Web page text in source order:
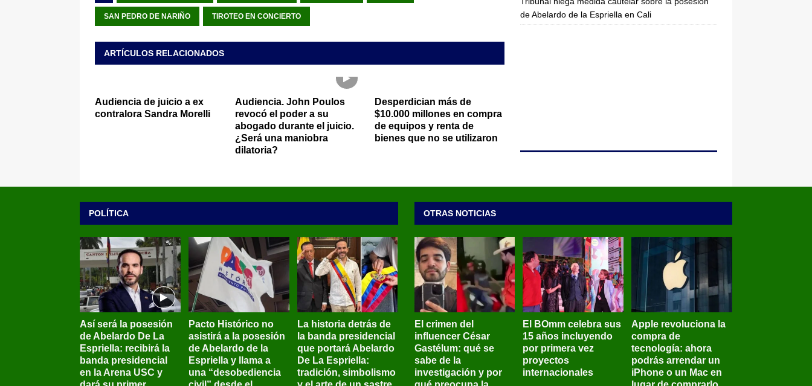
SAN PEDRO DE NARIÑO TIROTEO EN CONCIERTO
ARTÍCULOS RELACIONADOS
Audiencia de juicio a ex
contralora Sandra Morelli
Audiencia. John Poulos
revocó el poder a su
abogado durante el juicio.
¿Será una maniobra
dilatoria?
Desperdician más de
$10.000 millones en compra
de equipos y renta de
bienes que no se utilizaron
de Abelardo de la Espriella en Cali
POLÍTICA
Así será la posesión
de Abelardo De La
Espriella: recibirá la
banda presidencial
en la Arena USC y
Pacto Histórico no
asistirá a la posesión
de Abelardo de la
Espriella y llama a
una “desobediencia
La historia detrás de
la banda presidencial
que portará Abelardo
De La Espriella:
tradición, simbolismo
OTRAS NOTICIAS
El crimen del
influencer César
Gastélum: qué se
sabe de la
investigación y por
El BOmm celebra sus
15 años incluyendo
por primera vez
proyectos
internacionales
Apple revoluciona la
compra de
tecnología: ahora
podrás arrendar un
iPhone o un Mac en